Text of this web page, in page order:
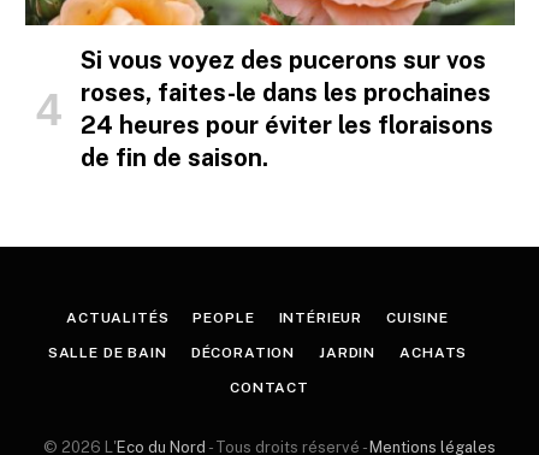
Si vous voyez des pucerons sur vos
roses, faites-le dans les prochaines
24 heures pour éviter les floraisons
de fin de saison.
ACTUALITÉS PEOPLE INTÉRIEUR CUISINE
SALLE DE BAIN DÉCORATION JARDIN ACHATS
CONTACT
© 2026 L'Eco du Nord - Tous droits réservé - Mentions légales